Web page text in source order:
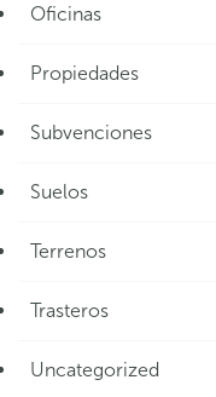
Oficinas
Propiedades
Subvenciones
Suelos
Terrenos
Trasteros
Uncategorized